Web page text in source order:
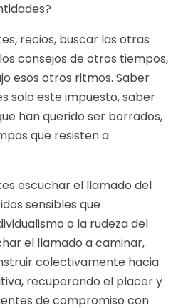
recios, buscar las otras
consejos de otros tiempos,
esos otros ritmos. Saber
solo este impuesto, saber
han querido ser borrados,
que resisten a
escuchar el llamado del
sensibles que
o la rudeza del
el llamado a caminar,
colectivamente hacia
recuperando el placer y
de compromiso con